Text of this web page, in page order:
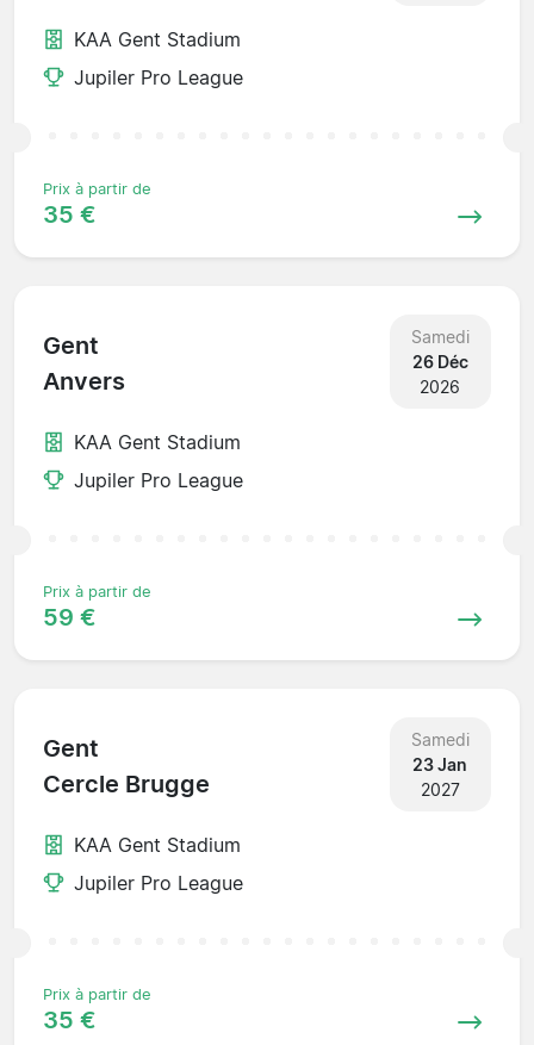
KAA Gent Stadium
Jupiler Pro League
Prix à partir de
35 €
Gent
Anvers
Samedi
26 Déc
2026
KAA Gent Stadium
Jupiler Pro League
Prix à partir de
59 €
Gent
Cercle Brugge
Samedi
23 Jan
2027
KAA Gent Stadium
Jupiler Pro League
Prix à partir de
35 €